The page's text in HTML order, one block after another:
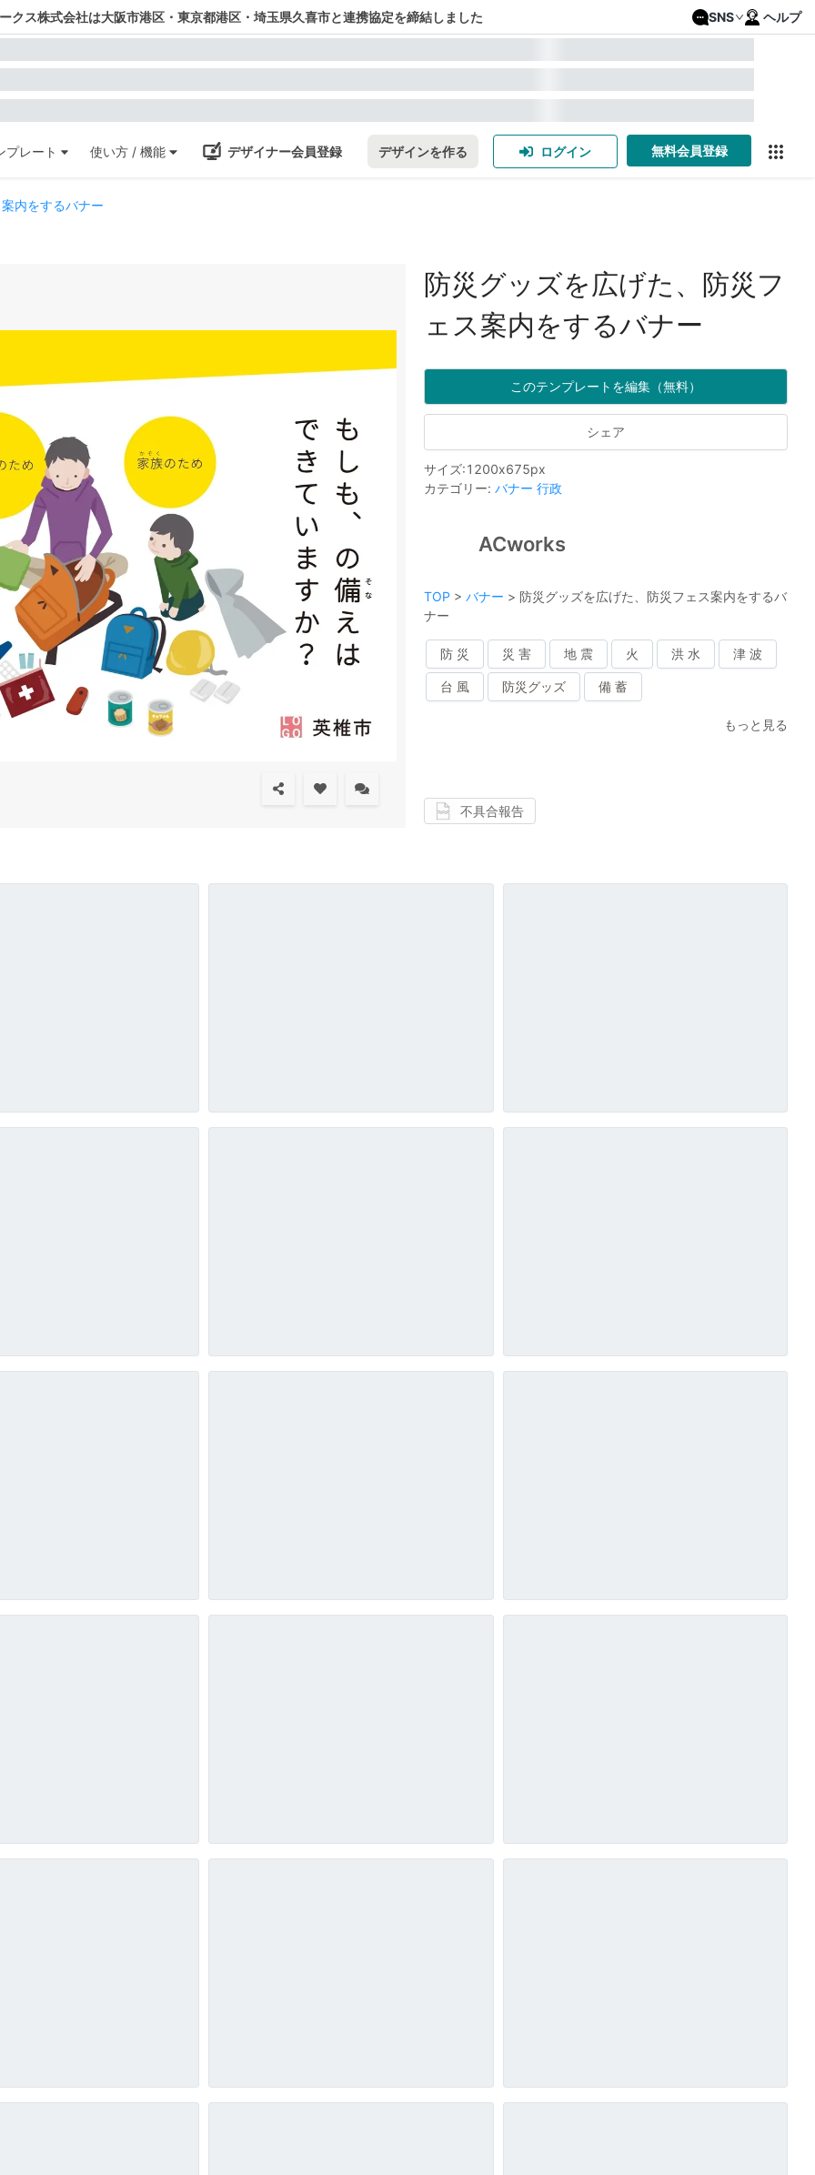
クス株式会社は大阪市港区・東京都港区・埼玉県久喜市と連携協定を締結しました SNS ヘルプ
プレート 使い方 / 機能 デザイナー会員登録 デザインを作る ログイン 無料会員登録
内をするバナー
防災グッズを広げた、防災フ
ェス案内をするバナー
このテンプレートを編集（無料）
シェア
サイズ:1200x675px
カテゴリー: バナー 行政
ACworks
TOP > バナー > 防災グッズを広げた、防災フェス案内をするバ
ナー
防 災 災 害 地 震 火 洪 水 津 波
台 風 防災グッズ 備 蓄
もっと見る
不具合報告